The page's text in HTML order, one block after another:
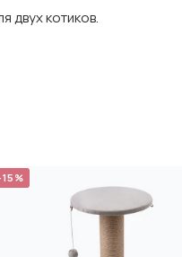
двух котиков.